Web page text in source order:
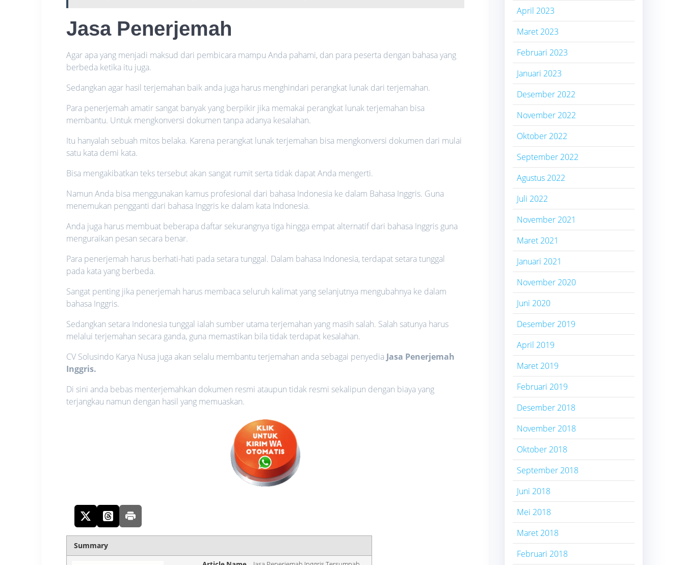
Jasa Penerjemah
Agar apa yang menjadi maksud dari pembicara mampu Anda pahami, dan para peserta dengan bahasa yang
berbeda ketika itu juga.
Sedangkan agar hasil terjemahan baik anda juga harus menghindari perangkat lunak dari terjemahan.
Para penerjemah amatir sangat banyak yang berpikir jika memakai perangkat lunak terjemahan bisa
membantu. Untuk mengkonversi dokumen tanpa adanya kesalahan.
Itu hanyalah sebuah mitos belaka. Karena perangkat lunak terjemahan bisa mengkonversi dokumen dari mulai
satu kata demi kata.
Bisa mengakibatkan teks tersebut akan sangat rumit serta tidak dapat Anda mengerti.
Namun Anda bisa menggunakan kamus profesional dari bahasa Indonesia ke dalam Bahasa Inggris. Guna
menemukan pengganti dari bahasa Inggris ke dalam kata Indonesia.
Anda juga harus membuat beberapa daftar sekurangnya tiga hingga empat alternatif dari bahasa Inggris guna
menguraikan pesan secara benar.
Para penerjemah harus berhati-hati pada setara tunggal. Dalam bahasa Indonesia, terdapat setara tunggal
pada kata yang berbeda.
Sangat penting jika penerjemah harus membaca seluruh kalimat yang selanjutnya mengubahnya ke dalam
bahasa Inggris.
Sedangkan setara Indonesia tunggal ialah sumber utama terjemahan yang masih salah. Salah satunya harus
melalui terjemahan secara ganda, guna memastikan bila tidak terdapat kesalahan.
CV Solusindo Karya Nusa juga akan selalu membantu terjemahan anda sebagai penyedia Jasa Penerjemah
Inggris.
Di sini anda bebas menterjemahkan dokumen resmi ataupun tidak resmi sekalipun dengan biaya yang
terjangkau namun dengan hasil yang memuaskan.
Summary
April 2023
Maret 2023
Februari 2023
Januari 2023
Desember 2022
November 2022
Oktober 2022
September 2022
Agustus 2022
Juli 2022
November 2021
Maret 2021
Januari 2021
November 2020
Juni 2020
Desember 2019
April 2019
Maret 2019
Februari 2019
Desember 2018
November 2018
Oktober 2018
September 2018
Juni 2018
Mei 2018
Maret 2018
Februari 2018